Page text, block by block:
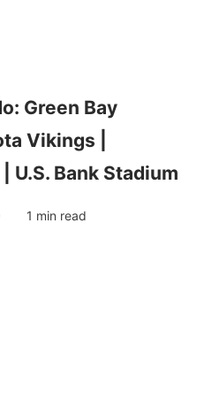
Green Bay
Vikings |
U.S. Bank Stadium
1 min read